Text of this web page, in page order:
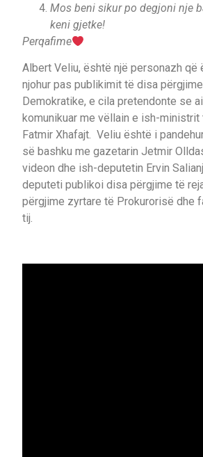
Mos beni sikur po degjoni nje
keni gjetke!
Perqafime
Albert Veliu, është një personazh që
njohur pas publikimit të disa
Demokratike, e cila pretendonte se
komunikuar me vëllain e ish-ministrit
Fatmir Xhafajt. Veliu është i
së bashku me gazetarin Jetmir
videon dhe ish-deputetin Ervin
deputeti publikoi disa përgjime të
përgjime zyrtare të Prokurorisë dhe
tij.